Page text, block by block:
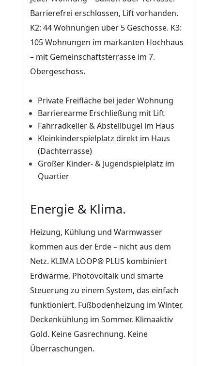
Barrierefrei erschlossen, Lift vorhanden.
K2: 44 Wohnungen über 5 Geschösse. K3:
105 Wohnungen im markanten Hochhaus
– mit Gemeinschaftsterrasse im 7.
Obergeschoss.
Private Freifläche bei jeder Wohnung
Barrierearme Erschließung mit Lift
Fahrradkeller & Abstellbügel im Haus
Kleinkinderspielplatz direkt im Haus
(Dachterrasse)
Großer Kinder- & Jugendspielplatz im
Quartier
Energie & Klima.
Heizung, Kühlung und Warmwasser
kommen aus der Erde – nicht aus dem
Netz. KLIMA LOOP® PLUS kombiniert
Erdwärme, Photovoltaik und smarte
Steuerung zu einem System, das einfach
funktioniert. Fußbodenheizung im Winter,
Deckenkühlung im Sommer. Klimaaktiv
Gold. Keine Gasrechnung. Keine
Überraschungen.